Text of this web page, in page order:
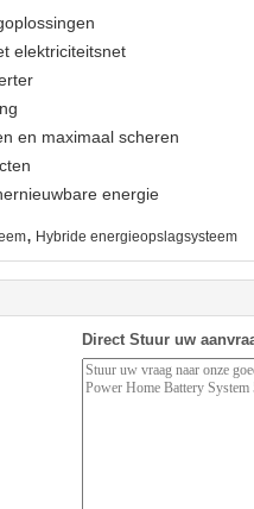
elektriciteitsnet
en maximaal scheren
energie
, Hybride energieopslagsysteem
Direct Stuur uw